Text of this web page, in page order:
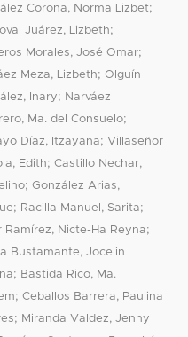
Corona, Norma Lizbet;
Juárez, Lizbeth;
Morales, José Omar;
Meza, Lizbeth;Olguín
Inary; Narváez
Ma. del Consuelo;
Díaz, Itzayana;Villaseñor
Edith;Castillo Nechar,
;González Arias,
; Racilla Manuel, Sarita;
Ramírez, Nicte-Ha Reyna;
Bustamante, Jocelin
; Bastida Rico, Ma.
;Ceballos Barrera, Paulina
; Miranda Valdez, Jenny